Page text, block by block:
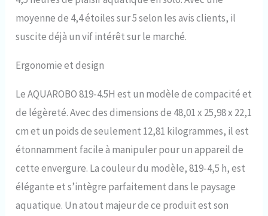
moyenne de 4,4 étoiles sur 5 selon les avis clients, il
suscite déjà un vif intérêt sur le marché.
Ergonomie et design
Le AQUAROBO 819-4.5H est un modèle de compacité et
de légèreté. Avec des dimensions de 48,01 x 25,98 x 22,1
cm et un poids de seulement 12,81 kilogrammes, il est
étonnamment facile à manipuler pour un appareil de
cette envergure. La couleur du modèle, 819-4,5 h, est
élégante et s’intègre parfaitement dans le paysage
aquatique. Un atout majeur de ce produit est son